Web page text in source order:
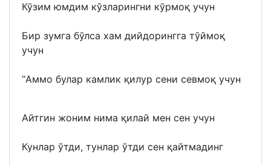
Кўзим юмдим кўзларингни кўрмоқ учун
Бир зумга бўлса хам дийдорингга тўймоқ
учун
“Aммо булар камлик қилур сени севмоқ учун
Aйтгин жоним нима қилай мен сен учун
Кунлар ўтди, тунлар ўтди сен қайтмадинг